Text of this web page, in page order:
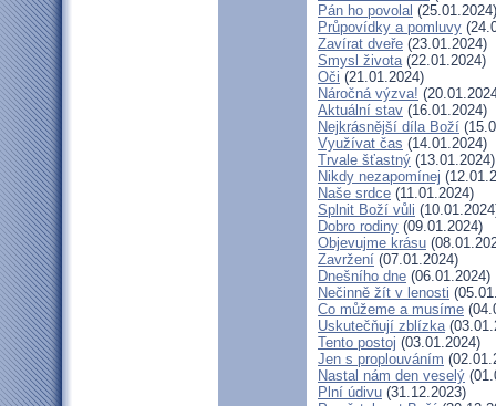
Pán ho povolal (25.01.2024)
Průpovídky a pomluvy
Zavírat dveře (23.01.2024)
Smysl života(22.01.2024)
Oči (21.01.2024)
Náročná výzva!
Aktuální stav (16.01.2024)
Nejkrásnější díla Boží
Využívat čas (14.01.2024)
Trvale šťastný (13.01.2024)
Nikdy nezapomínej
Naše srdce (11.01.2024)
Splnit Boží vůli
Dobro rodiny (09.01.2024)
Objevujme krásu
Zavržení (07.01.2024)
Dnešního dne (06.01.2024)
Nečinně žít v lenosti
Co můžeme a musíme
Uskutečňují zblízka
Tento postoj (03.01.2024)
Jen s proplouváním
Nastal nám den veselý
Plní údivu (31.12.2023)